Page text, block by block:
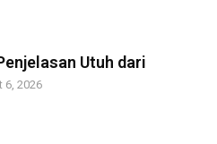
Utuh dari
6, 2026